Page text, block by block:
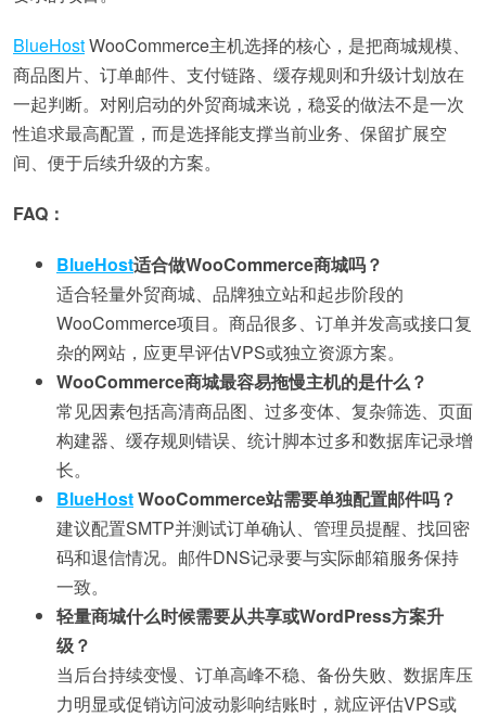
BlueHostWooCommerce主机选择的核心，是把商城规模、
商品图片、订单邮件、支付链路、缓存规则和升级计划放在
一起判断。对刚启动的外贸商城来说，稳妥的做法不是一次
性追求最高配置，而是选择能支撑当前业务、保留扩展空
间、便于后续升级的方案。
FAQ：
BlueHost适合做WooCommerce商城吗？
适合轻量外贸商城、品牌独立站和起步阶段的
WooCommerce项目。商品很多、订单并发高或接口复
杂的网站，应更早评估VPS或独立资源方案。
WooCommerce商城最容易拖慢主机的是什么？
常见因素包括高清商品图、过多变体、复杂筛选、页面
构建器、缓存规则错误、统计脚本过多和数据库记录增
长。
BlueHostWooCommerce站需要单独配置邮件吗？
建议配置SMTP并测试订单确认、管理员提醒、找回密
码和退信情况。邮件DNS记录要与实际邮箱服务保持
一致。
轻量商城什么时候需要从共享或WordPress方案升
级？
当后台持续变慢、订单高峰不稳、备份失败、数据库压
力明显或促销访问波动影响结账时，就应评估VPS或